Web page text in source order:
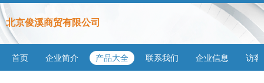
北京俊溪商贸有限公司
首页 企业简介 产品大全 联系我们 企业信息 访客